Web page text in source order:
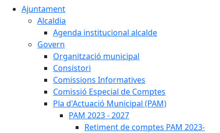
Ajuntament
Alcaldia
Agenda institucional alcalde
Govern
Organització municipal
Consistori
Comissions Informatives
Comissió Especial de Comptes
Pla d'Actuació Municipal (PAM)
PAM 2023 - 2027
Retiment de comptes PAM 2023-